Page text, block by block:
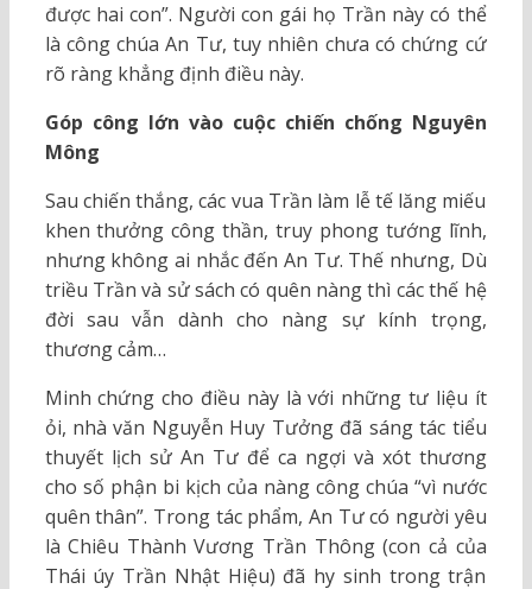
được hai con”. Người con gái họ Trần này có thể
là công chúa An Tư, tuy nhiên chưa có chứng cứ
rõ ràng khẳng định điều này.
Góp công lớn vào cuộc chiến chống Nguyên
Mông
Sau chiến thắng, các vua Trần làm lễ tế lăng miếu
khen thưởng công thần, truy phong tướng lĩnh,
nhưng không ai nhắc đến An Tư. Thế nhưng, Dù
triều Trần và sử sách có quên nàng thì các thế hệ
đời sau vẫn dành cho nàng sự kính trọng,
thương cảm…
Minh chứng cho điều này là với những tư liệu ít
ỏi, nhà văn Nguyễn Huy Tưởng đã sáng tác tiểu
thuyết lịch sử An Tư để ca ngợi và xót thương
cho số phận bi kịch của nàng công chúa “vì nước
quên thân”. Trong tác phẩm, An Tư có người yêu
là Chiêu Thành Vương Trần Thông (con cả của
Thái úy Trần Nhật Hiệu) đã hy sinh trong trận